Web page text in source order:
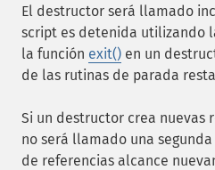
El destructor será llamado
script es detenida utilizando
la función exit() en un
de las rutinas de parada
Si un destructor crea nuevas
no será llamado una
de referencias alcance